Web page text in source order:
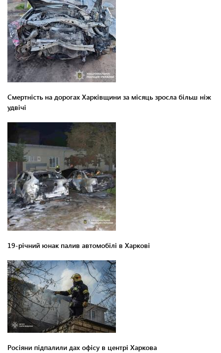
Смертність на дорогах Харківщини за місяць зросла більш ніж
удвічі
19-річний юнак палив автомобілі в Харкові
Росіяни підпалили дах офісу в центрі Харкова